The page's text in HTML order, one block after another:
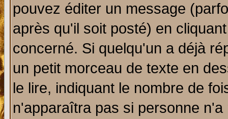
pouvez éditer un message
après qu'il soit posté) en
concerné. Si quelqu'un a déjà
un petit morceau de texte en
le lire, indiquant le nombre de
n'apparaîtra pas si personne